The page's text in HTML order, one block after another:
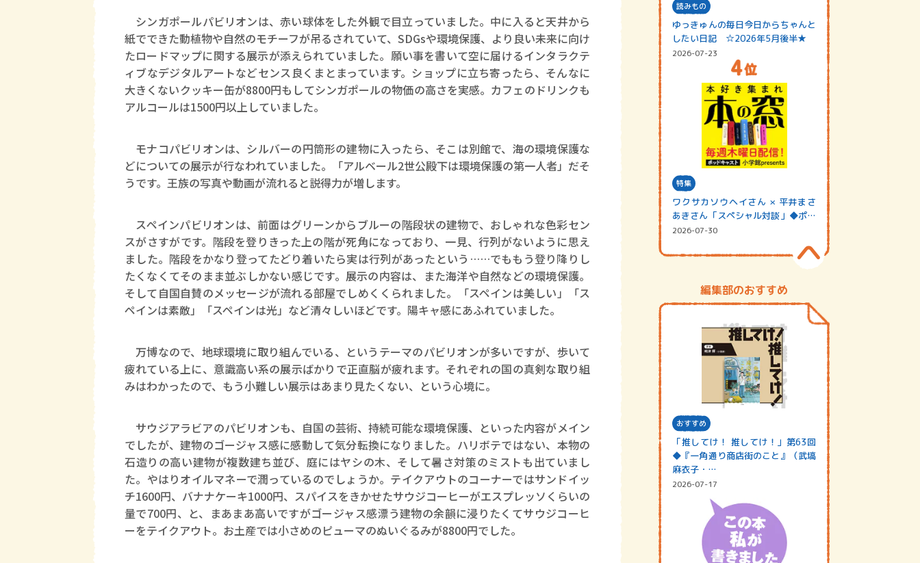
シンガポールパビリオンは、赤い球体をした外観で目立っていました。中に入ると天井から
紙でできた動植物や自然のモチーフが吊るされていて、SDGsや環境保護、より良い未来に向け
たロードマップに関する展示が添えられていました。願い事を書いて空に届けるインタラクテ
ィブなデジタルアートなどセンス良くまとまっています。ショップに立ち寄ったら、そんなに
大きくないクッキー缶が8800円もしてシンガポールの物価の高さを実感。カフェのドリンクも
アルコールは1500円以上していました。
モナコパビリオンは、シルバーの円筒形の建物に入ったら、そこは別館で、海の環境保護な
どについての展示が行なわれていました。「アルベール2世公殿下は環境保護の第一人者」だそ
うです。王族の写真や動画が流れると説得力が増します。
スペインパビリオンは、前面はグリーンからブルーの階段状の建物で、おしゃれな色彩セン
スがさすがです。階段を登りきった上の階が死角になっており、一見、行列がないように思え
ました。階段をかなり登ってたどり着いたら実は行列があったという……でももう登り降りし
たくなくてそのまま並ぶしかない感じです。展示の内容は、また海洋や自然などの環境保護。
そして自国自賛のメッセージが流れる部屋でしめくくられました。「スペインは美しい」「ス
ペインは素敵」「スペインは光」など清々しいほどです。陽キャ感にあふれていました。
万博なので、地球環境に取り組んでいる、というテーマのパビリオンが多いですが、歩いて
疲れている上に、意識高い系の展示ばかりで正直脳が疲れます。それぞれの国の真剣な取り組
みはわかったので、もう小難しい展示はあまり見たくない、という心境に。
サウジアラビアのパビリオンも、自国の芸術、持続可能な環境保護、といった内容がメイン
でしたが、建物のゴージャス感に感動して気分転換になりました。ハリボテではない、本物の
石造りの高い建物が複数建ち並び、庭にはヤシの木、そして暑さ対策のミストも出ていまし
た。やはりオイルマネーで潤っているのでしょうか。テイクアウトのコーナーではサンドイッ
チ1600円、バナナケーキ1000円、スパイスをきかせたサウジコーヒーがエスプレッソくらいの
量で700円、と、まあまあ高いですがゴージャス感漂う建物の余韻に浸りたくてサウジコーヒ
ーをテイクアウト。お土産では小さめのピューマのぬいぐるみが8800円でした。
読みもの
ゆっきゅんの毎日今日からちゃんと
したい日記 ☆2026年5月後半★
2026-07-23
特集
ワクサカソウヘイさん × 平井まさ
あきさん「スペシャル対談」◆ポッ
ドキャスト…
2026-07-30
編集部のおすすめ
おすすめ
「推してけ！ 推してけ！」第63回
◆『一角通り商店街のこと』（武塙
麻衣子・…
2026-07-17